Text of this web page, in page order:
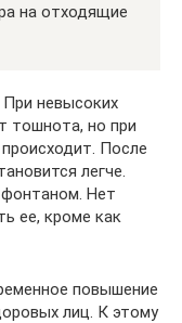
на отходящие
невысоких
тошнота, но при
После
легче.
Нет
ее, кроме как
повышение
лиц. К этому